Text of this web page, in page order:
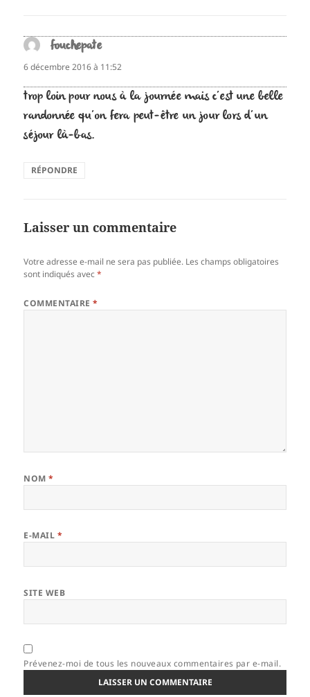
fouchepatedit :
6 décembre 2016 à 11:52
trop loin pour nous à la journée mais c’est une belle
randonnée qu’on fera peut-être un jour lors d’un
séjour là-bas.
RÉPONDRE
Laisser un commentaire
Votre adresse e-mail ne sera pas publiée. Les champs obligatoires
sont indiqués avec*
COMMENTAIRE*
NOM*
E-MAIL *
SITE WEB
Prévenez-moi de tous les nouveaux commentaires par e-mail.